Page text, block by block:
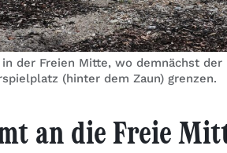
der Freien Mitte, wo demnächst
(hinter dem Zaun) grenzen.
an die Freie